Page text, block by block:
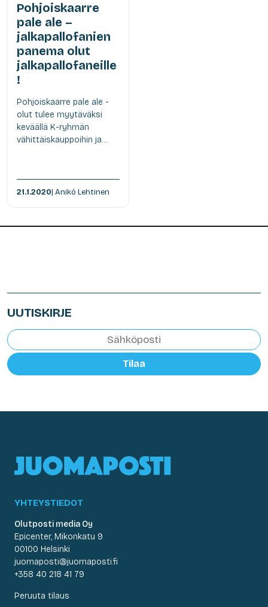
Pohjoiskaarre
pale ale –
jalkapallofanien
panema olut
jalkapallofaneille
!
Pohjoiskaarre pale ale -
olut tulee myytäväksi
keväällä K-ryhmän
vähittäiskauppoihin ja...
21.1.2020| Anikó Lehtinen
UUTISKIRJE
Tilaa
YHTEYSTIEDOT
Olutposti media Oy
Epicenter, Mikonkatu 9
00100 Helsinki
juomaposti@juomaposti.fi
+358 40 218 41 79
Peruuta tilaus